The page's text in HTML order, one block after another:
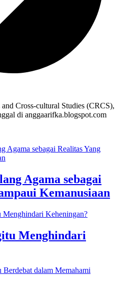
Cross-cultural Studies (CRCS),
di anggaarifka.blogspot.com
Agama sebagai
Kemanusiaan
Menghindari